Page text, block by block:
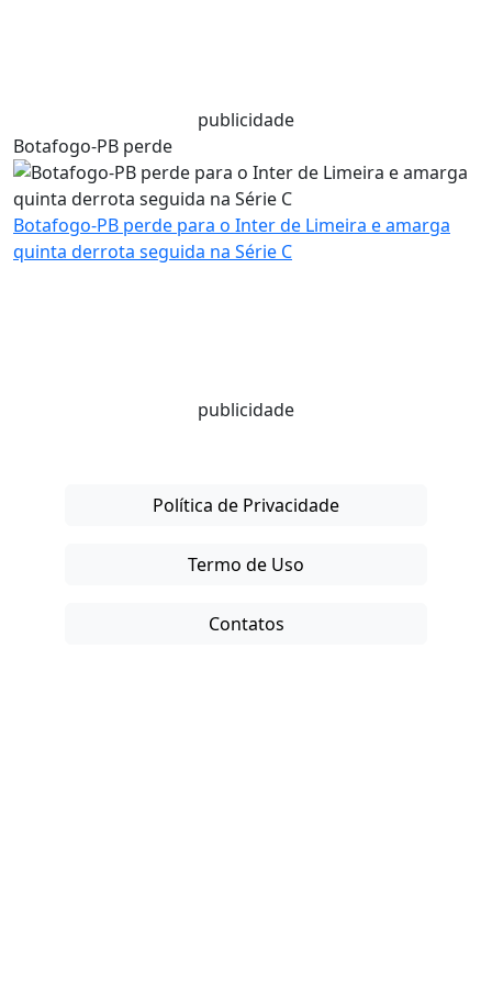
publicidade
Botafogo-PB perde
Botafogo-PB perde para o Inter de Limeira e amarga
quinta derrota seguida na Série C
publicidade
Política de Privacidade
Termo de Uso
Contatos